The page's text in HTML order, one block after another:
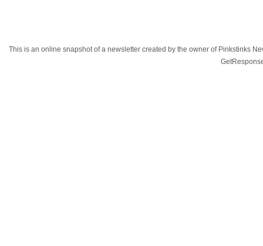
This is an online snapshot of a newsletter created by the owner of Pinkstinks